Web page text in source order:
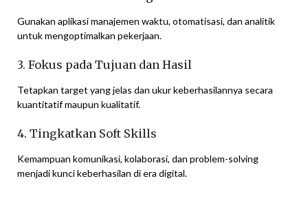
Gunakan aplikasi manajemen waktu, otomatisasi, dan analitik
untuk mengoptimalkan pekerjaan.
3. Fokus pada Tujuan dan Hasil
Tetapkan target yang jelas dan ukur keberhasilannya secara
kuantitatif maupun kualitatif.
4. Tingkatkan Soft Skills
Kemampuan komunikasi, kolaborasi, dan problem-solving
menjadi kunci keberhasilan di era digital.